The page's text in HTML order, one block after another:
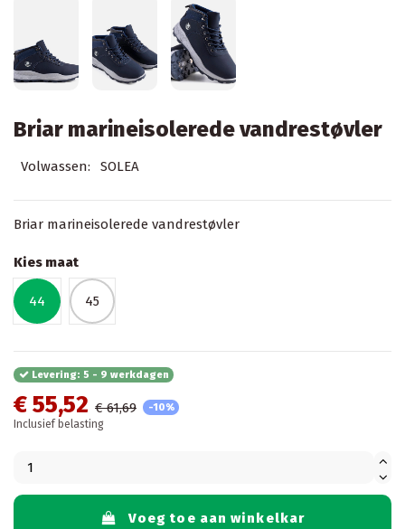
Briar marineisolerede vandrestøvler
Volwassen: SOLEA
Briar marineisolerede vandrestøvler
Kies maat
44 45
Levering: 5 - 9 werkdagen
€ 55,52 € 61,69
-10%
Inclusief belasting
Voeg toe aan winkelkar